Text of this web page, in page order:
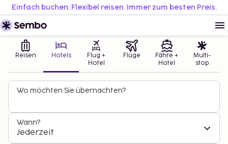
Einfach buchen. Flexibel reisen. Immer zum besten Preis.
Reisen Hotels
Flug +
Hotel
Flüge
Fähre +
Hotel
Multi-
stop
Wo möchten Sie übernachten?
Wann?
Jederzeit